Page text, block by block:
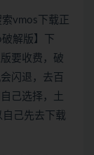
vmos下载正
解版】下
要收费，破
闪退，去百
己选择，土
己先去下载